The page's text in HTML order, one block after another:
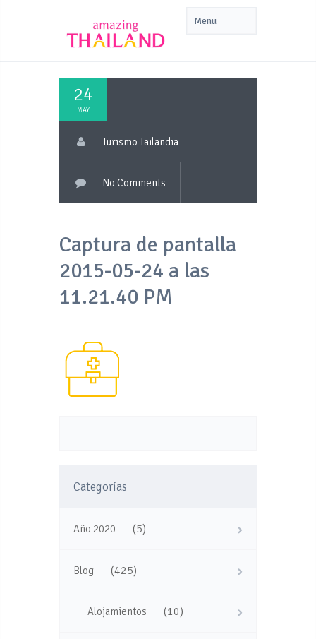
24
MAY
Turismo Tailandia
No Comments
Captura de pantalla
2015-05-24 a las
11.21.40 PM
Categorías
Año 2020 (5)
Blog (425)
Alojamientos (10)